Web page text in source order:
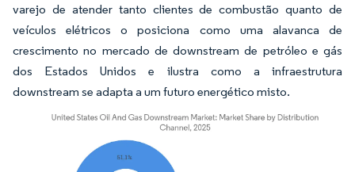
varejo de atender tanto clientes de combustão quanto de
veículos elétricos o posiciona como uma alavanca de
crescimento no mercado de downstream de petróleo e gás
dos Estados Unidos e ilustra como a infraestrutura
downstream se adapta a um futuro energético misto.